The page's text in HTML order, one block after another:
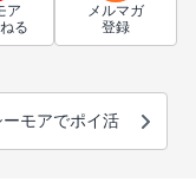
ア
る
メルマガ
登録
モアでポイ活